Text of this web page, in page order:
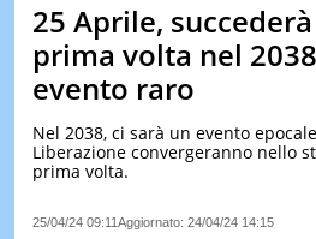
PauseUnmute
25 Aprile,
prima volta nel
evento raro
Nel 2038, ci sarà un evento
Liberazione convergeranno nello
prima volta.
25/04/24 09:11 Aggiornato: 24/04/24 14:15